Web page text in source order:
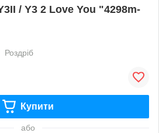
/ Y3 2 Love You "4298m-
Роздріб
Купити
або